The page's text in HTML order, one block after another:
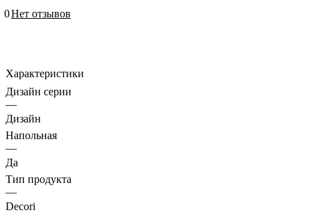
0Нет отзывов
Характеристики
Дизайн серии
—
Дизайн
Напольная
—
Да
Тип продукта
—
Decori